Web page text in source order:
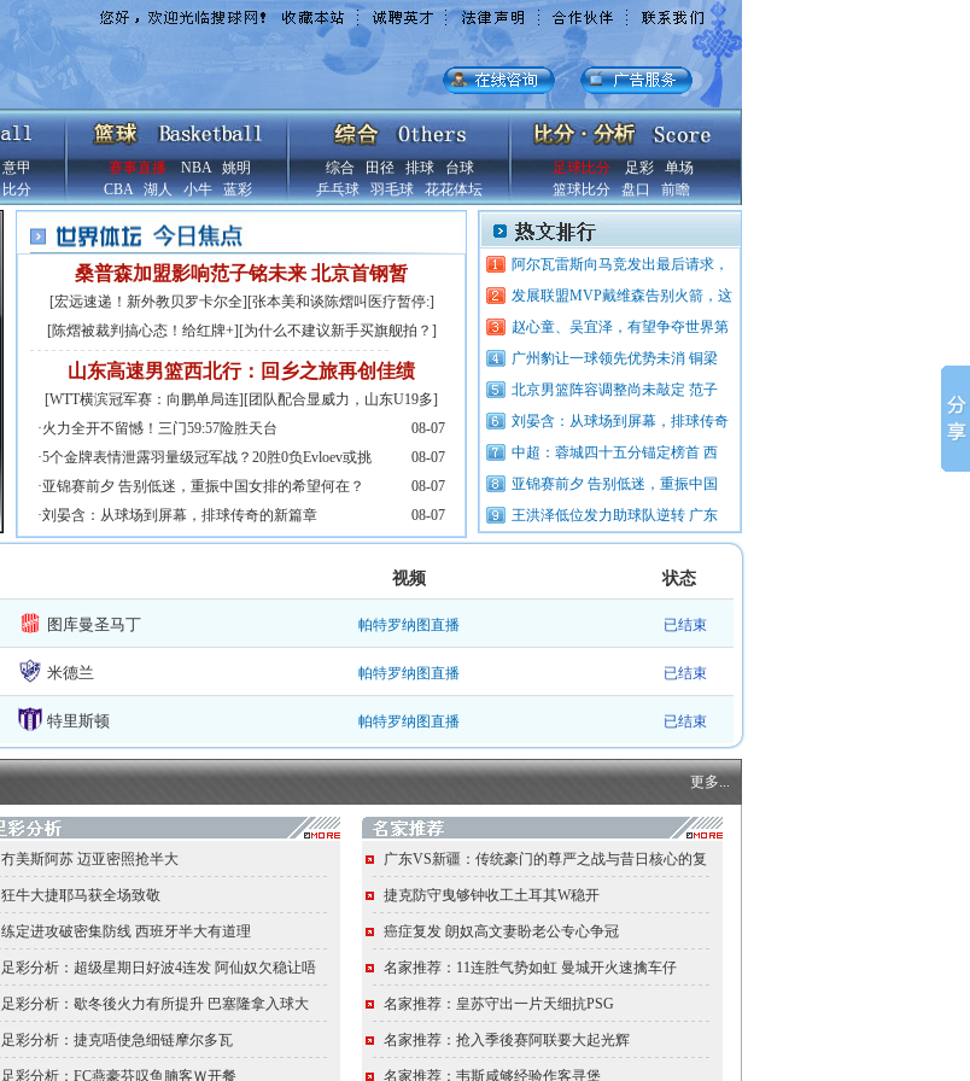
意甲
比分
赛事直播 NBA
姚明
CBA
湖人 小牛 蓝彩
综合 田径 排球
台球
乒乓球
羽毛球 花花体坛
足球比分 足彩
单场
篮球比分
盘口 前瞻
桑普森加盟影响范子铭未来 北京首钢暂
[宏远速递！新外教贝罗卡尔全][张本美和谈陈熠叫医疗暂停:]
[陈熠被裁判搞心态！给红牌+][为什么不建议新手买旗舰拍？ ]
山东高速男篮西北行：回乡之旅再创佳绩
[WTT横滨冠军赛：向鹏单局连][团队配合显威力，山东U19多]
·火力全开不留憾！三门59:57险胜天台
08-07
·5个金牌表情泄露羽量级冠军战？20胜0负Evloev或挑
08-07
·亚锦赛前夕 告别低迷，重振中国女排的希望何在？
08-07
·刘晏含：从球场到屏幕，排球传奇的新篇章 08-07
阿尔瓦雷斯向马竞发出最后请求，
发展联盟MVP戴维森告别火箭，这
赵心童、吴宜泽，有望争夺世界第
广州豹让一球领先优势未消 铜梁
北京男篮阵容调整尚未敲定 范子
刘晏含：从球场到屏幕，排球传奇
中超：蓉城四十五分锚定榜首 西
亚锦赛前夕 告别低迷，重振中国
王洪泽低位发力助球队逆转 广东
视频 状态
图库曼圣马丁 帕特罗纳图直播 已结束
米德兰 帕特罗纳图直播 已结束
特里斯顿 帕特罗纳图直播 已结束
更多...
冇美斯阿苏 迈亚密照抢半大
狂牛大捷耶马获全场致敬
练定进攻破密集防线 西班牙半大有道理
足彩分析：超级星期日好波4连发 阿仙奴欠稳让唔
足彩分析：歇冬後火力有所提升 巴塞隆拿入球大
足彩分析：捷克唔使急细链摩尔多瓦
足彩分析：FC燕豪芬叹鱼腩客Ｗ开餐
广东VS新疆：传统豪门的尊严之战与昔日核心的复
捷克防守曳够钟收工土耳其W稳开
癌症复发 朗奴高文妻盼老公专心争冠
名家推荐：11连胜气势如虹 曼城开火速擒车仔
名家推荐：皇苏守出一片天细抗PSG
名家推荐：抢入季後赛阿联要大起光辉
名家推荐：韦斯咸够经验作客寻堡